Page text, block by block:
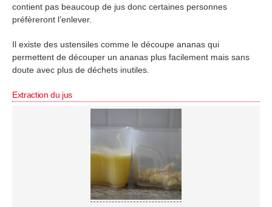
contient pas beaucoup de jus donc certaines personnes
préfèreront l’enlever.
Il existe des ustensiles comme le découpe ananas qui
permettent de découper un ananas plus facilement mais sans
doute avec plus de déchets inutiles.
Extraction du jus